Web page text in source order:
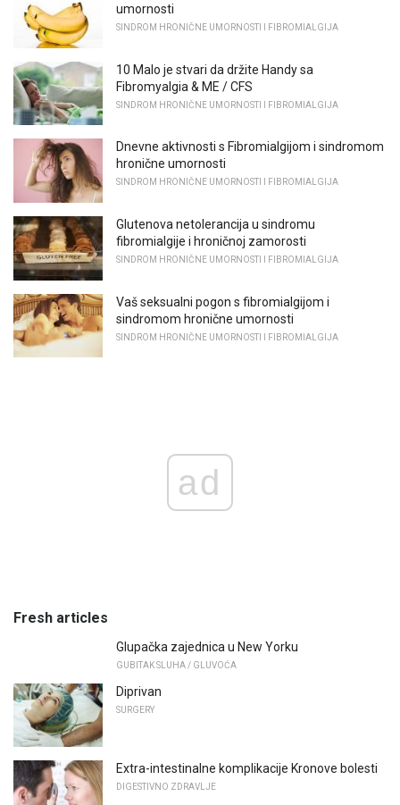
umornosti
SINDROM HRONIČNE UMORNOSTI I FIBROMIALGIJA
10 Malo je stvari da držite Handy sa
Fibromyalgia & ME / CFS
SINDROM HRONIČNE UMORNOSTI I FIBROMIALGIJA
Dnevne aktivnosti s Fibromialgijom i sindromom
hronične umornosti
SINDROM HRONIČNE UMORNOSTI I FIBROMIALGIJA
Glutenova netolerancija u sindromu
fibromialgije i hroničnoj zamorosti
SINDROM HRONIČNE UMORNOSTI I FIBROMIALGIJA
Vaš seksualni pogon s fibromialgijom i
sindromom hronične umornosti
SINDROM HRONIČNE UMORNOSTI I FIBROMIALGIJA
ad
Fresh articles
Glupačka zajednica u New Yorku
GUBITAK SLUHA / GLUVOĆA
Diprivan
SURGERY
Extra-intestinalne komplikacije Kronove bolesti
DIGESTIVNO ZDRAVLJE